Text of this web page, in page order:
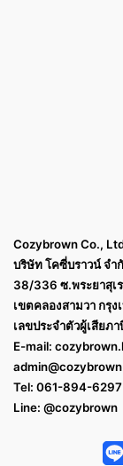
Cozybrown Co.,
บริษัท โคซี่บราวน์ จำ
38/336 ซ.พระยาสุเ
เขตคลองสามวา กรุง
เลขประจำตัวผู้เสียภ
E-mail:
Tel: 061-894-6297
Line: @cozybrown